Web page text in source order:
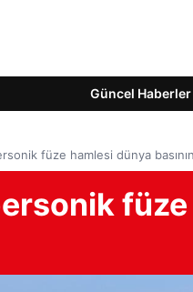
Güncel Haberler
füze hamlesi dünya